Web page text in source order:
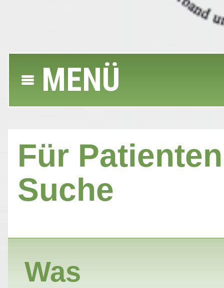
MENÜ
Für
Suche
Was